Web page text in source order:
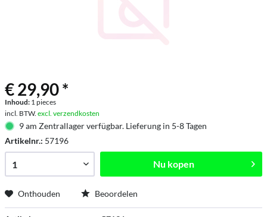
€ 29,90 *
Inhoud: 1 pieces
incl. BTW. excl. verzendkosten
9 am Zentrallager verfügbar. Lieferung in 5-8 Tagen
Artikelnr.: 57196
Nu kopen
Onthouden Beoordelen